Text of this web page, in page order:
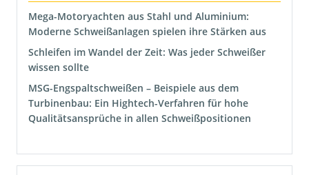
Mega-Motoryachten aus Stahl und Aluminium:
Moderne Schweißanlagen spielen ihre Stärken aus
Schleifen im Wandel der Zeit: Was jeder Schweißer
wissen sollte
MSG-Engspaltschweißen – Beispiele aus dem
Turbinenbau: Ein Hightech-Verfahren für hohe
Qualitätsansprüche in allen Schweißpositionen